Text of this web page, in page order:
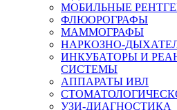
МОБИЛЬНЫЕ
ФЛЮОРОГРАФЫ
МАММОГРАФЫ
НАРКОЗНО-
ИНКУБАТОРЫ И
СИСТЕМЫ
АППАРАТЫ ИВЛ
УЗИ-ДИАГНОСТИКА